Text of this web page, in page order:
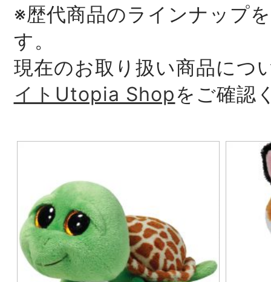
※歴代商品のラインナップ
す。
現在のお取り扱い商品につ
イトUtopia Shopをご確認